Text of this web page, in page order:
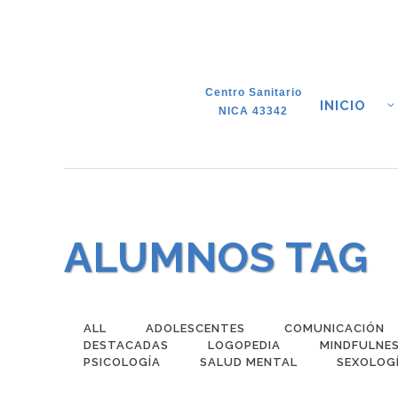
Centro Sanitario
NICA 43342
INICIO
ALUMNOS TAG
ALL ADOLESCENTES
COMUNICACIÓN
DESTACADAS
LOGOPEDIA
PSICOLOGÍA
SALUD MENTAL